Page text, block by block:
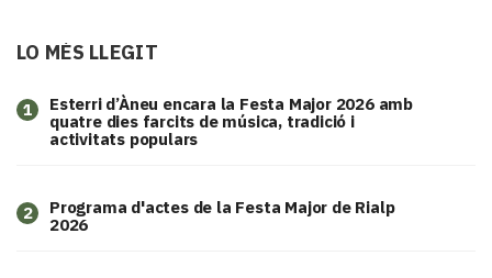
LO MÉS LLEGIT
1
Esterri d’Àneu encara la Festa Major 2026 amb
quatre dies farcits de música, tradició i
activitats populars
2
Programa d'actes de la Festa Major de Rialp
2026